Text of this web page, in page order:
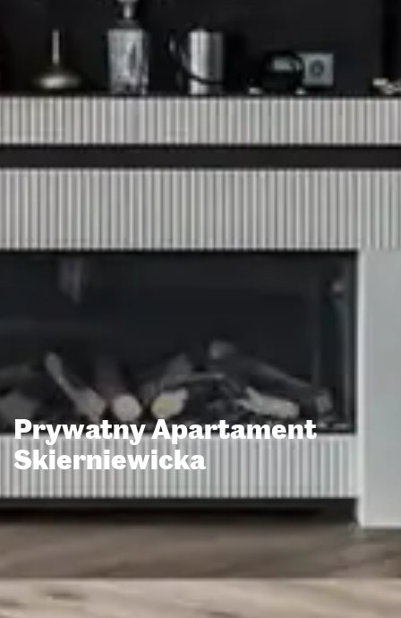
Prywatny Apartament
Skierniewicka